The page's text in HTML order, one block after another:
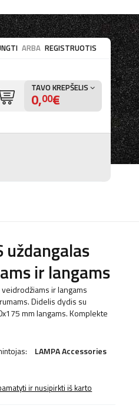
ARBA REGISTRUOTIS
TAVO KREPŠELIS
0,00€
uždangalas
ir langams
ir langams
Didelis dydis su
mm langams. Komplekte
LAMPA Accessories
ir nusipirkti iš karto